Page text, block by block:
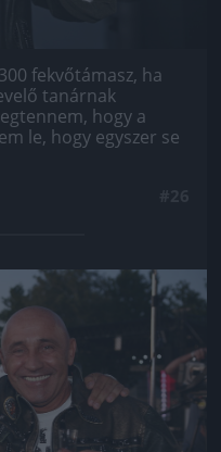
fekvőtámasz, ha
tanárnak
hogy a
le, hogy egyszer se